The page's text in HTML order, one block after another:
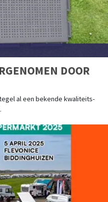
DOOR
al een bekende kwaliteits-